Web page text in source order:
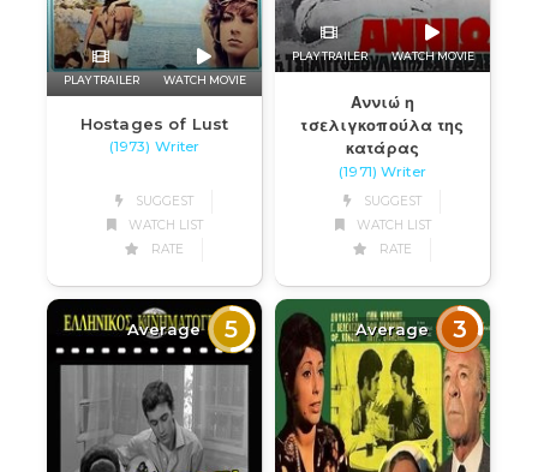
PLAY TRAILER WATCH MOVIE
Hostages of Lust
(1973) Writer
SUGGEST
WATCH LIST
RATE
PLAY TRAILER WATCH MOVIE
Αννιώ η
τσελιγκοπούλα της
κατάρας
(1971) Writer
SUGGEST
WATCH LIST
RATE
Average 5 Average 3